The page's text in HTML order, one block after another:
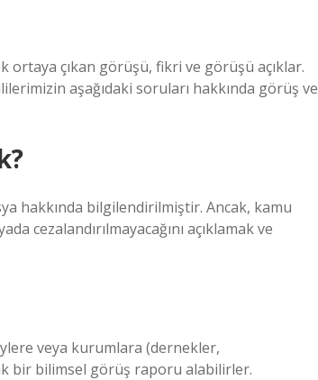
çıkan görüşü, fikri ve görüşü açıklar.
aşağıdaki soruları hakkında görüş ve
hakkında bilgilendirilmiştir. Ancak, kamu
cezalandırılmayacağını açıklamak ve
veya kurumlara (dernekler,
bir bilimsel görüş raporu alabilirler.